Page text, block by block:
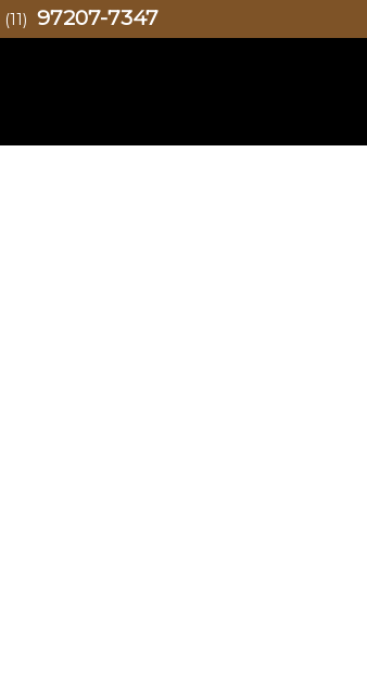
(11) 97207-7347